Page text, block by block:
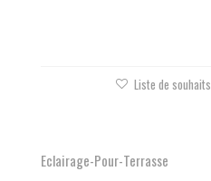
Liste de souhaits
Eclairage-Pour-Terrasse